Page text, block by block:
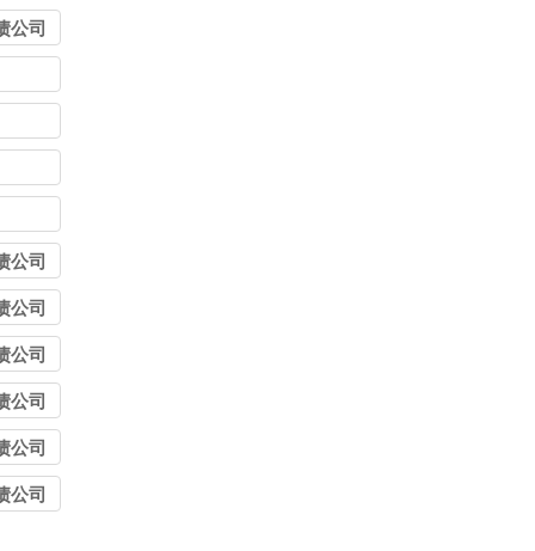
公司
公司
公司
公司
公司
公司
公司